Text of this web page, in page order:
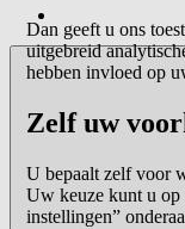
Dan geeft u ons
uitgebreid
hebben invloed op
Zelf uw
U bepaalt zelf voor
Uw keuze kunt u
instellingen”